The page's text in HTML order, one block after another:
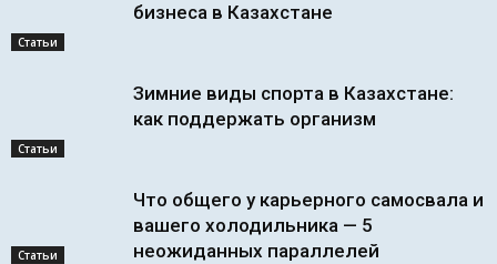
Статьи
бизнеса в Казахстане
Статьи
Зимние виды спорта в Казахстане:
как поддержать организм
Статьи
Что общего у карьерного самосвала и
вашего холодильника — 5
неожиданных параллелей